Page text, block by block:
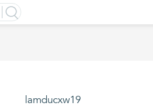
lamducxw19